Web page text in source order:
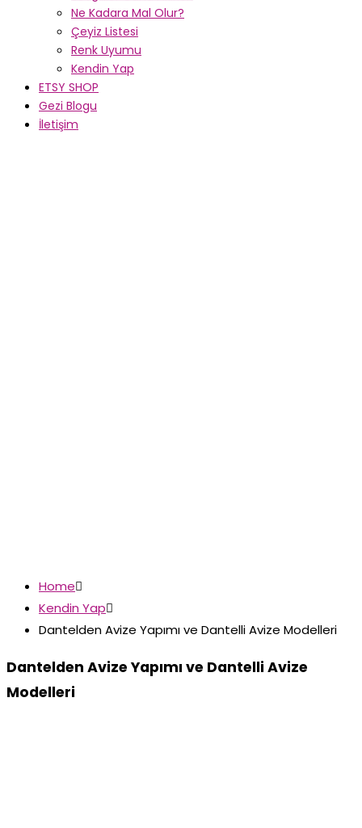
Ne Kadara Mal Olur?
Çeyiz Listesi
Renk Uyumu
Kendin Yap
ETSY SHOP
Gezi Blogu
İletişim
Home
Kendin Yap
Dantelden Avize Yapımı ve Dantelli Avize Modelleri
Dantelden Avize Yapımı ve Dantelli Avize
Modelleri